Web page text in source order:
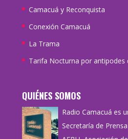
Camacuá y Reconquista
Conexión Camacuá
La Trama
Tarifa Nocturna por antipodes
QUIÉNES SOMOS
Radio Camacuá es
Secretaría de